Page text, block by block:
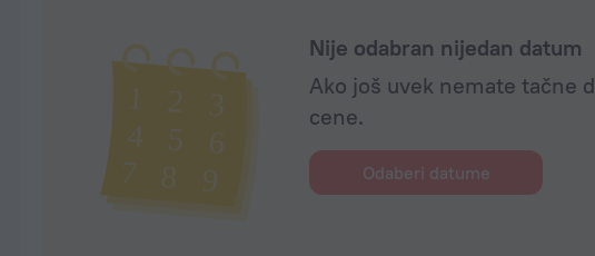
Nije odabran nijedan datum
Ako još uvek nemate tačne
cene.
Odaberi datume